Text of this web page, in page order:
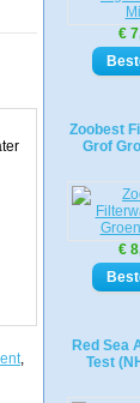
€
Zoobest
Grof
€
Red Sea
Test
,